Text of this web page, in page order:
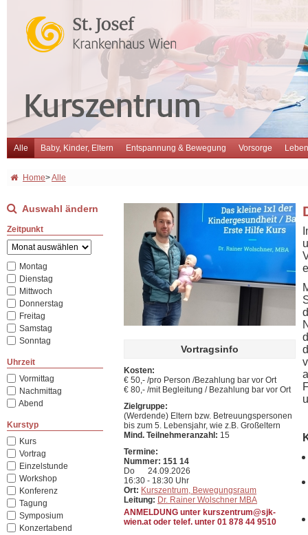
Alle Baby, Kinder, Eltern Entspannung & Bewegung Vorsorge
Home>Alle
Auswahl ändern
Zeitpunkt
Montag
Dienstag
Mittwoch
Donnerstag
Freitag
Samstag
Sonntag
Uhrzeit
Vormittag
Nachmittag
Abend
Kurstyp
Kurs
Vortrag
Einzelstunde
Workshop
Konferenz
Tagung
Symposium
Konzertabend
Vortragsinfo
Kosten:
€ 50,- /pro Person /Bezahlung bar vor Ort
€ 80,- /mit Begleitung / Bezahlung bar vor Ort
Zielgruppe:
(Werdende) Eltern bzw. Betreuungspersonen
bis zum 5. Lebensjahr, wie z.B. Großeltern
Mind. Teilnehmeranzahl: 15
Termine:
Nummer: 151 14
Do
24.09.2026
16:30 - 18:30 Uhr
Ort: Kurszentrum, Bewegungsraum
Leitung: Dr. Rainer Wolschner MBA
ANMELDUNG unter kurszentrum@sjk-
wien.at oder telef. unter 01 878 44 9510